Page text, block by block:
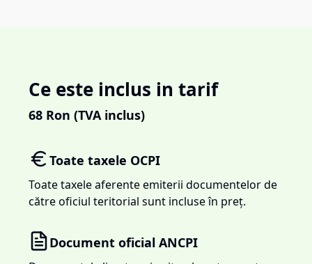
Ce este inclus in tarif
68 Ron (TVA inclus)
Toate taxele OCPI
Toate taxele aferente emiterii documentelor de
către oficiul teritorial sunt incluse în preț.
Document oficial ANCPI